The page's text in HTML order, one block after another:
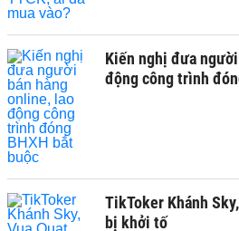
Kiến nghị đưa
động công trình
TikToker Khánh
bị khởi tố